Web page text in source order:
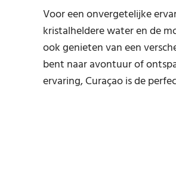
Voor een onvergetelijke
kristalheldere water en de
ook genieten van een
bent naar avontuur of
ervaring, Curaçao is de